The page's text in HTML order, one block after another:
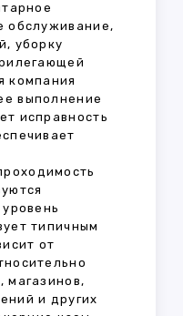
обслуживание,
уборку
компания
выполнение
исправность
типичным
от
магазинов,
и других